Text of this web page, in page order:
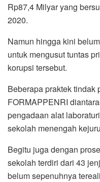
Rp87,4 Milyar yang
2020.
Namun hingga kini
untuk mengusut tuntas
korupsi tersebut.
Beberapa praktek tindak
FORMAPPENRI
pengadaan alat
sekolah menengah
Begitu juga dengan
sekolah terdiri dari 43
belum sepenuhnya